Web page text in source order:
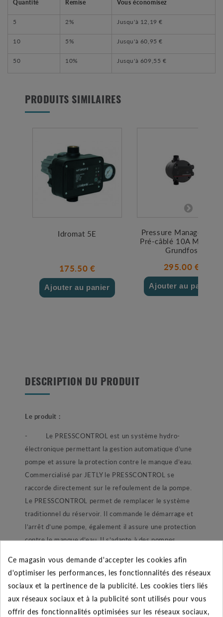
Quantité Remise Vous économisez
5 2% Jusqu'à 12,19 €
10 5% Jusqu'à 60,95 €
50 10% Jusqu'à 609,55 €
PRODUITS SIMILAIRES
Idromat 5E
175.50 €
Ajouter au panier
Pressure Manager Plus
Pré-câblé 10A MONO -
Grundfos
295.00 €
Ajouter au panier
DESCRIPTION DU PRODUIT
Le produit :
-
Le PRESSCONTROL est un système hydro-
électronique permettant la gestion automatique d’une
pompe et assure la protection contre le manque d’eau.
Commercialisé par JETLY le PRESSCONTROL se
raccorde directement sur le refoulement de la pompe.
Le PRESSCONTROL permet de remplacer le système
traditionnel du réservoir. Il commande le démarrage et
l’arrêt d’une pompe, également il assure une protection
contre le manque d’eau. Il s’adapte à des pompes
entretien cet outils est l’accessoire parfait pour votre
installation de pompage. Grâce à sa construction le
PRESSCONTROL diminue fortement le risque de coup
de bélier dans l’installation. Le PRESSCONTROL
Ce magasin vous demande d'accepter les cookies afin
d'optimiser les performances, les fonctionnalités des réseaux
sociaux et la pertinence de la publicité. Les cookies tiers liés
aux réseaux sociaux et à la publicité sont utilisés pour vous
offrir des fonctionnalités optimisées sur les réseaux sociaux,